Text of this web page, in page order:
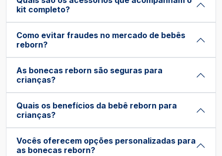
kit completo?
Como evitar fraudes no mercado de bebês
reborn?
As bonecas reborn são seguras para
crianças?
Quais os benefícios da bebê reborn para
crianças?
Vocês oferecem opções personalizadas para
as bonecas reborn?